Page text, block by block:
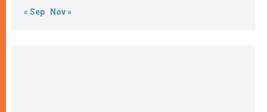
« Sep Nov »